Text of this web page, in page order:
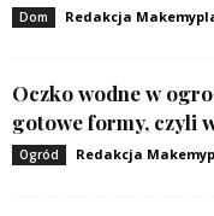
Dom Redakcja
Oczko wodne w
gotowe formy, czyli
Ogród Redakcja